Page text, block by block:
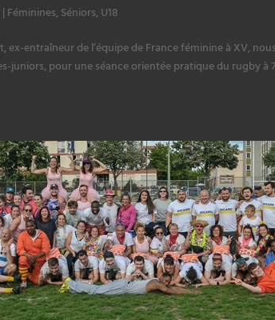
| Féminines,Séniors,U18
ex-entraîneur de l’équipe de France féminine à XV,
juniors, pour une séance orientée pratique du rugby à